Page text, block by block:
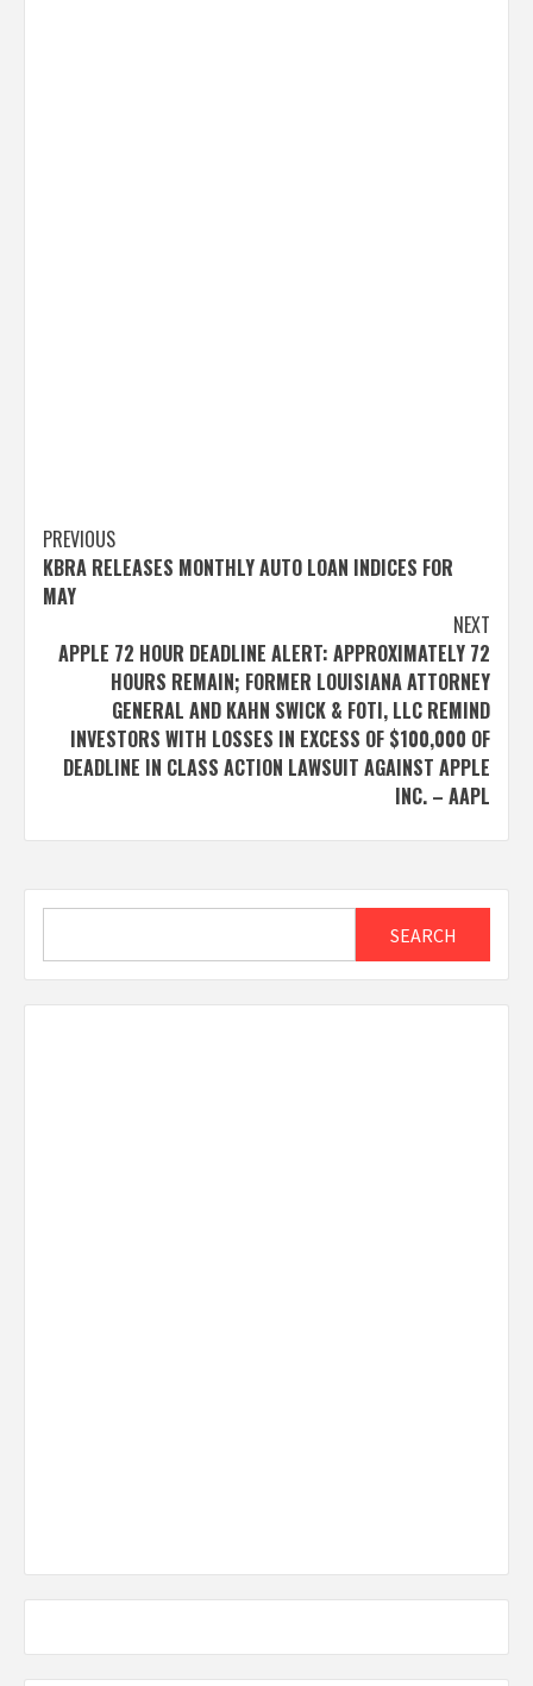
Post
navigation
PREVIOUS
KBRA RELEASES MONTHLY AUTO LOAN INDICES FOR
MAY
NEXT
APPLE 72 HOUR DEADLINE ALERT: APPROXIMATELY 72
HOURS REMAIN; FORMER LOUISIANA ATTORNEY
GENERAL AND KAHN SWICK & FOTI, LLC REMIND
INVESTORS WITH LOSSES IN EXCESS OF $100,000 OF
DEADLINE IN CLASS ACTION LAWSUIT AGAINST APPLE
INC. – AAPL
SEARCH